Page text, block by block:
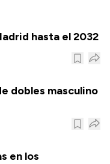
hasta el 2032
dobles masculino
en los